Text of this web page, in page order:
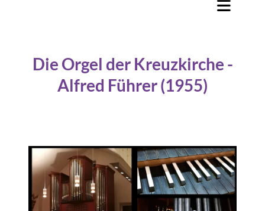
Die Orgel der Kreuzkirche -
Alfred Führer (1955)